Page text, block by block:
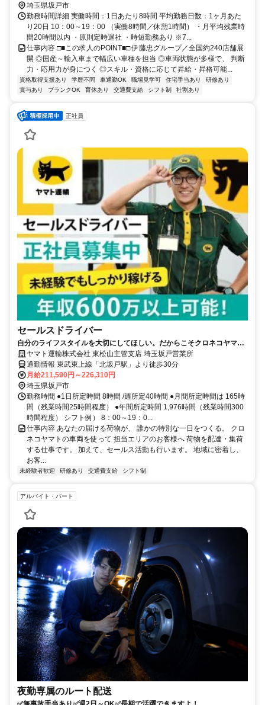
埼玉県坂戸市
勤務時間詳細 実働時間：1日あたり8時間 平均勤務日数：1ヶ月あた
り20日 10：00～19：00 （実働8時間／休憩1時間） ・月平均残業時
間20時間以内 ・原則定時退社 ・時短勤務あり ※7...
仕事内容 □■この求人のPOINT■□ 伊藤忠グループ／全国約240店舗展
開 ◎国産～輸入車まで幅広い車種を担当 ◎車両状態が多様で、 判断
力・応用力が身につく ◎スキル・資格に応じて昇給・昇格可能...
資格取得支援あり 学歴不問 車通勤OK 職場見学可 住宅手当あり
研修あり
賞与あり
ブランクOK 育休あり 交通費支給 シフト制 社割あり
正社員
セールスドライバー
自分のライフスタイルを大切にしてほしい。だからこそクロネコヤマト
は収入も休日も充実
ヤマト運輸株式会社 東松山主管支店 埼玉坂戸営業所
通勤情報 東武東上線「北坂戸駅」より徒歩30分
月給211,590円～226,310円
埼玉県坂戸市
勤務時間 ●1日所定時間 8時間 /週所定40時間 ●月間所定時間は 165時
間（残業時間25時間程度） ●年間所定時間 1,976時間（残業時間300
時間程度） シフト例） 8：00～19：0...
仕事内容 あなたの届ける荷物が、 誰かの特別な一日をつくる。 クロ
ネコヤマトの車両を使って 担当エリアのお客様へ 荷物を配達・集荷
する仕事です。 加えて、セールス活動も行います。 地域に密着し、
お客...
未経験者歓迎 研修あり 交通費支給 シフト制
アルバイト・パート
夜勤専属のルート配送